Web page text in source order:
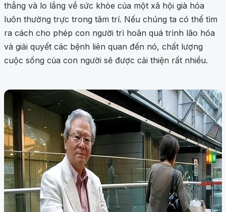
thẳng và lo lắng về sức khỏe của một xã hội già hóa
luôn thường trực trong tâm trí. Nếu chúng ta có thể tìm
ra cách cho phép con người trì hoãn quá trình lão hóa
và giải quyết các bệnh liên quan đến nó, chất lượng
cuộc sống của con người sẽ được cải thiện rất nhiều.